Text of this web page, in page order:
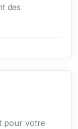
des
pour votre